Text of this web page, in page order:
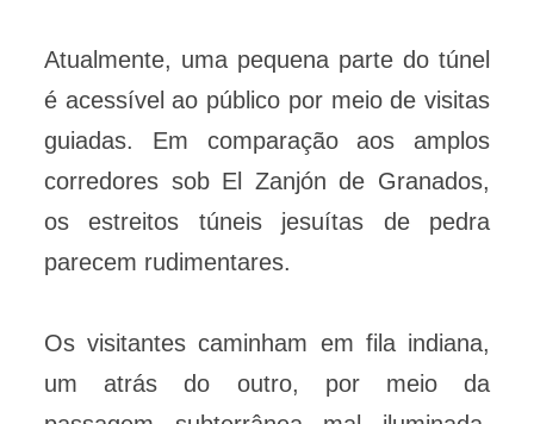
Atualmente, uma pequena parte do túnel
é acessível ao público por meio de visitas
guiadas. Em comparação aos amplos
corredores sob El Zanjón de Granados,
os estreitos túneis jesuítas de pedra
parecem rudimentares.
Os visitantes caminham em fila indiana,
um atrás do outro, por meio da